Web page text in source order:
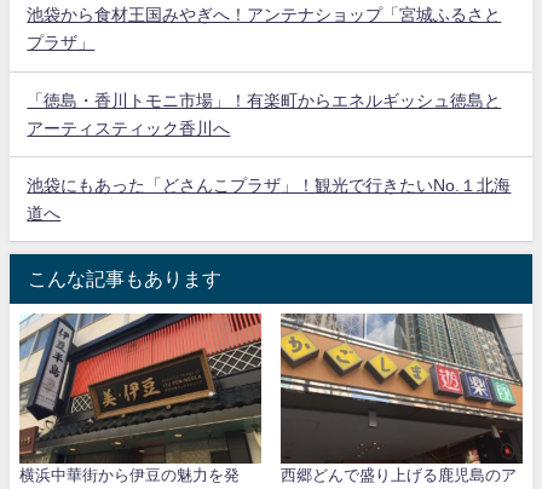
池袋から食材王国みやぎへ！アンテナショップ「宮城ふるさと
プラザ」
「徳島・香川トモニ市場」！有楽町からエネルギッシュ徳島と
アーティスティック香川へ
池袋にもあった「どさんこプラザ」！観光で行きたいNo.１北海
道へ
こんな記事もあります
横浜中華街から伊豆の魅力を発
西郷どんで盛り上げる鹿児島のア